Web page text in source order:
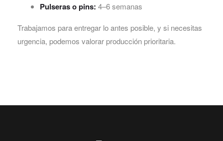
Pulseras o pins: 4–6 semanas
Trabajamos para entregar lo antes posible, y si necesitas
urgencia, podemos valorar producción prioritaria.